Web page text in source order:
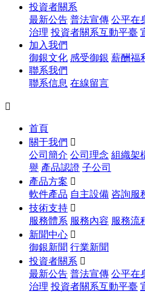
投資者關系
最新公告 普法宣傳 公平在
治理 投資者關系互動平臺
加入我們
御銀文化 感受御銀 薪酬福
聯系我們
聯系信息 在線留言

首頁
關于我們 
公司簡介 公司理念 組織架
譽 產品認證 子公司
產品方案 
軟件產品 自主設備 咨詢服
技術支持 
服務體系 服務內容 服務流
新聞中心 
御銀新聞 行業新聞
投資者關系 
最新公告 普法宣傳 公平在
治理 投資者關系互動平臺